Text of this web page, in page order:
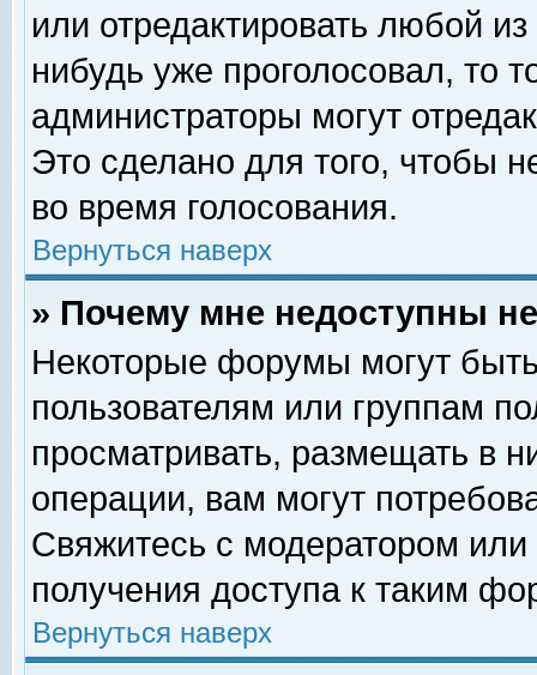
или отредактировать любой
нибудь уже проголосовал, то
администраторы могут
Это сделано для того, чтобы
во время голосования.
Вернуться наверх
» Почему мне недоступны
Некоторые форумы могут
пользователям или группам
просматривать, размещать в
операции, вам могут
Свяжитесь с модератором
получения доступа к таким
Вернуться наверх